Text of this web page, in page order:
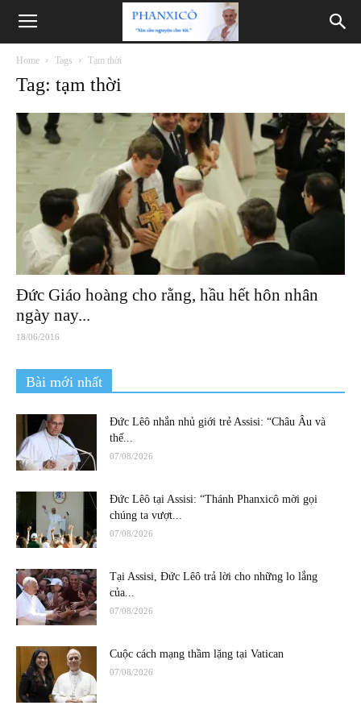
Phanxicô
Home Tags Tạm thời
Tag: tạm thời
Đức Giáo hoàng cho rằng, hầu hết hôn nhân
ngày nay...
18/06/2016
Bài mới nhất
Đức Lêô nhắn nhủ giới trẻ Assisi: “Châu Âu và
thế...
07/08/2026
Đức Lêô tại Assisi: “Thánh Phanxicô mời gọi
chúng ta vượt...
07/08/2026
Tại Assisi, Đức Lêô trả lời cho những lo lắng
của...
07/08/2026
Cuộc cách mạng thầm lặng tại Vatican
07/08/2026